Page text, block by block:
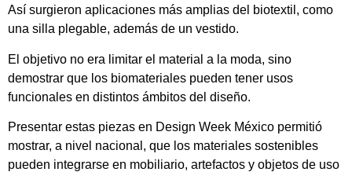
Así surgieron aplicaciones más amplias del biotextil, como
una silla plegable, además de un vestido.
El objetivo no era limitar el material a la moda, sino
demostrar que los biomateriales pueden tener usos
funcionales en distintos ámbitos del diseño.
Presentar estas piezas en Design Week México permitió
mostrar, a nivel nacional, que los materiales sostenibles
pueden integrarse en mobiliario, artefactos y objetos de uso